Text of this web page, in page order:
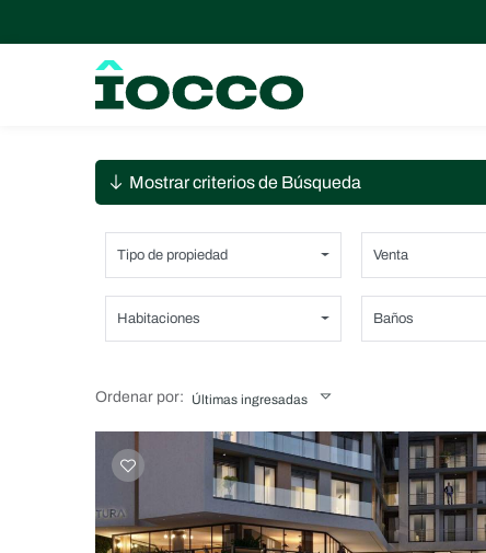
Mostrar criterios de Búsqueda
Tipo de propiedad Venta
Habitaciones Baños
Ordenar por: Últimas ingresadas